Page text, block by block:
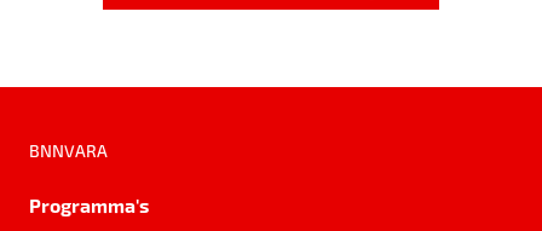
BNNVARA
Programma's